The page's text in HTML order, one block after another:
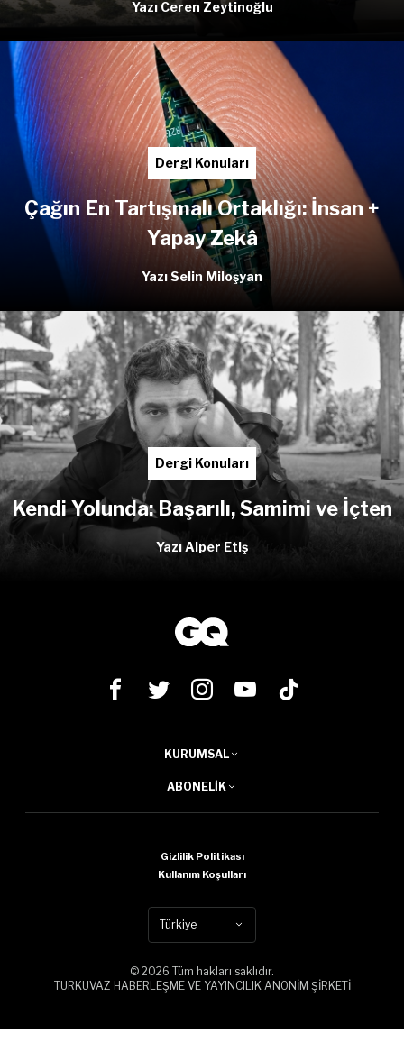
Yazı Ceren Zeytinoğlu
Dergi Konuları
Çağın En Tartışmalı Ortaklığı: İnsan +
Yapay Zekâ
Yazı Selin Miloşyan
Dergi Konuları
Kendi Yolunda: Başarılı, Samimi ve İçten
Yazı Alper Etiş
KURUMSAL
ABONELIK
Gizlilik Politikası
Kullanım Koşulları
Türkiye
© 2026 Tüm hakları saklıdır.
TURKUVAZ HABERLEŞME VE YAYINCILIK ANONİM ŞİRKETİ